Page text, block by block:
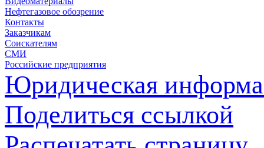
Нефтегазовое обозрение
Контакты
Заказчикам
Соискателям
СМИ
Российские предприятия
Юридическая
Поделиться ссылкой